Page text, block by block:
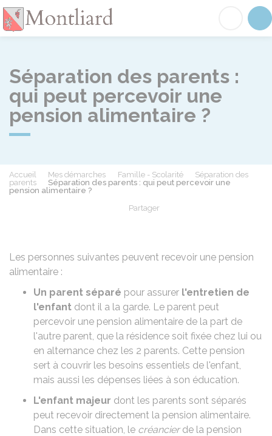
Séparation des parents :
qui peut percevoir une
pension alimentaire ?
Accueil Mes démarches Famille - Scolarité
Séparation des
parents
Séparation des parents : qui peut percevoir une
pension alimentaire ?
Partager
Les personnes suivantes peuvent recevoir une pension
alimentaire :
Un parent séparé pour assurer l'entretien de
l'enfant dont il a la garde. Le parent peut
percevoir une pension alimentaire de la part de
l'autre parent, que la résidence soit fixée chez lui ou
en alternance chez les 2 parents. Cette pension
sert à couvrir les besoins essentiels de l'enfant,
mais aussi les dépenses liées à son éducation.
L'enfant majeur dont les parents sont séparés
peut recevoir directement la pension alimentaire.
Dans cette situation, le créancierde la pension